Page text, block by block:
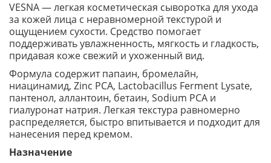
VESNA — легкая косметическая сыворотка для ухода
за кожей лица с неравномерной текстурой и
ощущением сухости. Средство помогает
поддерживать увлажненность, мягкость и гладкость,
придавая коже свежий и ухоженный вид.
Формула содержит папаин, бромелайн,
ниацинамид, Zinc PCA, Lactobacillus Ferment Lysate,
пантенол, аллантоин, бетаин, Sodium PCA и
гиалуронат натрия. Легкая текстура равномерно
распределяется, быстро впитывается и подходит для
нанесения перед кремом.
Назначение